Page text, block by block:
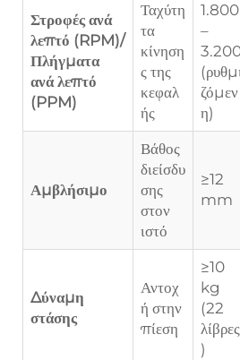
Στροφές ανά
λεπτό (RPM)/
Πλήγματα
ανά λεπτό
(PPM)
Ταχύτη
τα
κίνηση
ς της
κεφαλ
ής
1.800
–
ζόμεν
η)
Αμβλήσιμο
Βάθος
διείσδυ
σης
στον
ιστό
≥12
mm
Δύναμη
στάσης
Αντοχ
ή στην
πίεση
≥10
kg
(22
λίβρες
)